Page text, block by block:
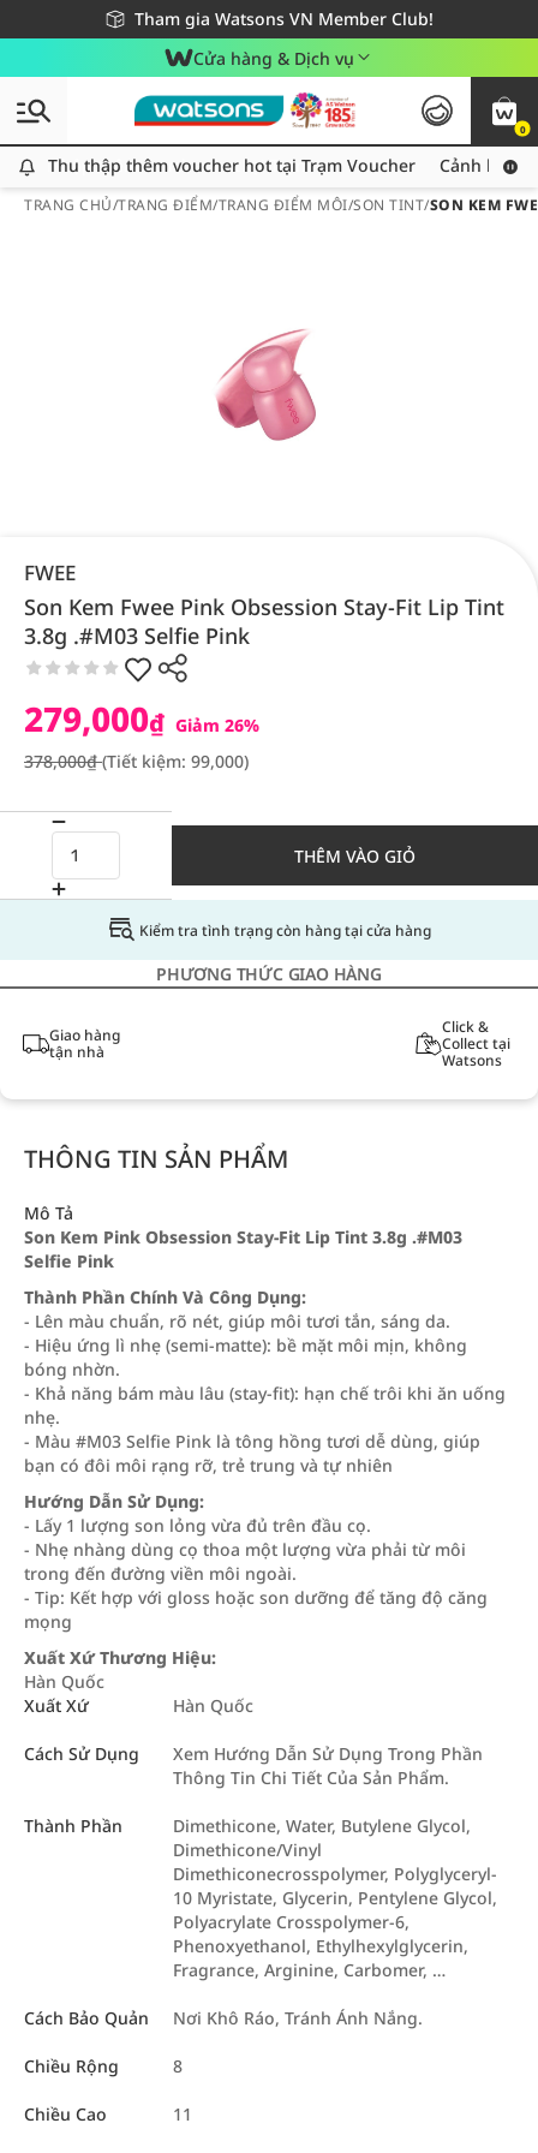
Tham gia Watsons VN Member Club!
Miễn phí giao hàng cho đơn hàng từ 249,000Đ
Giao hàng nhanh 24h - Áp dụng khu vực TP. Hồ Chí Minh
Cửa hàng & Dịch vụ
0
Thu thập thêm voucher hot tại Trạm Voucher
Thu thập thêm voucher hot tại Trạm Voucher Cảnh báo
TRANG CHỦ/TRANG ĐIỂM/TRANG ĐIỂM MÔI/SON TINT/SON KEM
FWEE
Son Kem Fwee Pink Obsession Stay-Fit Lip Tint
3.8g .#M03 Selfie Pink
279,000₫ Giảm 26%
378,000₫(Tiết kiệm: 99,000)
THÊM VÀO GIỎ
Kiểm tra tình trạng còn hàng tại cửa hàng
PHƯƠNG THỨC GIAO HÀNG
Giao hàng
tận nhà
Click &
Collect tại
Watsons
THÔNG TIN SẢN PHẨM
Mô Tả
Son Kem Pink Obsession Stay-Fit Lip Tint 3.8g .#M03
Selfie Pink
Thành Phần Chính Và Công Dụng:
- Lên màu chuẩn, rõ nét, giúp môi tươi tắn, sáng da.
- Hiệu ứng lì nhẹ (semi-matte): bề mặt môi mịn, không
bóng nhờn.
- Khả năng bám màu lâu (stay-fit): hạn chế trôi khi ăn uống
nhẹ.
- Màu #M03 Selfie Pink là tông hồng tươi dễ dùng, giúp
bạn có đôi môi rạng rỡ, trẻ trung và tự nhiên
Hướng Dẫn Sử Dụng:
- Lấy 1 lượng son lỏng vừa đủ trên đầu cọ.
- Nhẹ nhàng dùng cọ thoa một lượng vừa phải từ môi
trong đến đường viền môi ngoài.
- Tip: Kết hợp với gloss hoặc son dưỡng để tăng độ căng
mọng
Xuất Xứ Thương Hiệu:
Hàn Quốc
Xuất Xứ
Hàn Quốc
Cách Sử Dụng
Xem Hướng Dẫn Sử Dụng Trong Phần
Thông Tin Chi Tiết Của Sản Phẩm.
Thành Phần
Dimethicone, Water, Butylene Glycol,
Dimethicone/Vinyl
Dimethiconecrosspolymer, Polyglyceryl-
10 Myristate, Glycerin, Pentylene Glycol,
Polyacrylate Crosspolymer-6,
Phenoxyethanol, Ethylhexylglycerin,
Fragrance, Arginine, Carbomer, …
Cách Bảo Quản Nơi Khô Ráo, Tránh Ánh Nắng.
Chiều Rộng 8
Chiều Cao 11